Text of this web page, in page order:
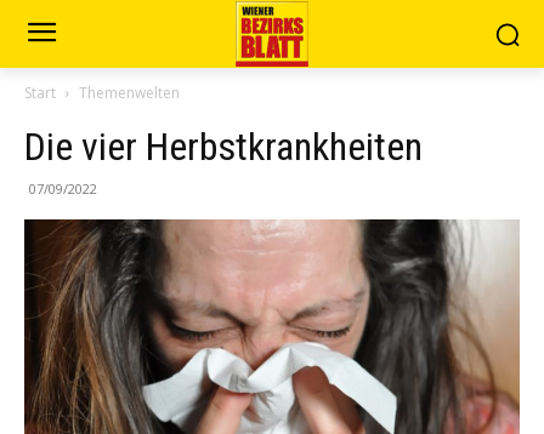
Start Themenwelten
Die vier Herbstkrankheiten
07/09/2022